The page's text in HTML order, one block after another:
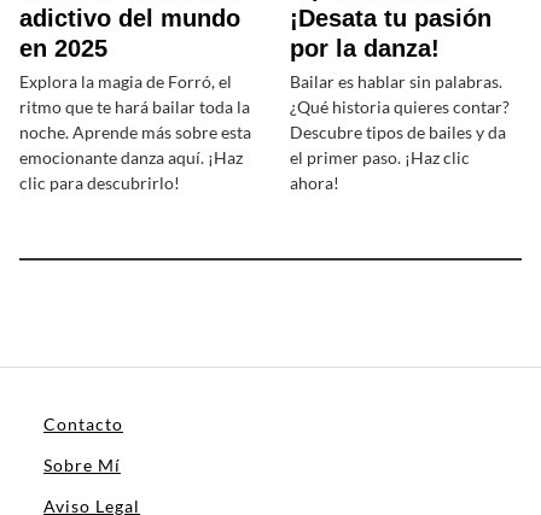
adictivo del mundo
en 2025
Explora la magia de Forró, el
ritmo que te hará bailar toda la
noche. Aprende más sobre esta
emocionante danza aquí. ¡Haz
clic para descubrirlo!
¡Desata tu pasión
por la danza!
Bailar es hablar sin palabras.
¿Qué historia quieres contar?
Descubre tipos de bailes y da
el primer paso. ¡Haz clic
ahora!
Contacto
Sobre Mí
Aviso Legal